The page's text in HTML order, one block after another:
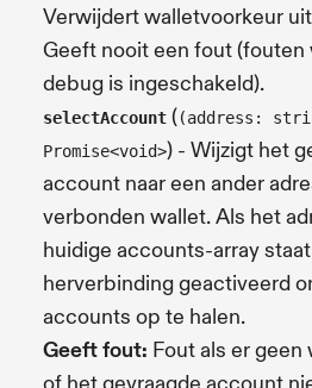
Verwijdert walletvoorkeur
Geeft nooit een fout (fouten
debug is ingeschakeld).
selectAccount ((address:
Promise<void>) - Wijzigt het
account naar een ander
verbonden wallet. Als het
huidige accounts-array
herverbinding geactiveerd
accounts op te halen.
Geeft fout: Fout als er